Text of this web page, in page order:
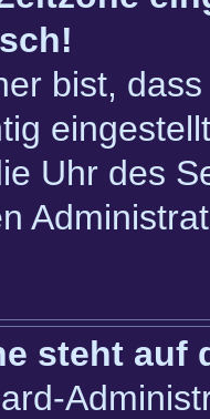
bist,
Uhr des
steht